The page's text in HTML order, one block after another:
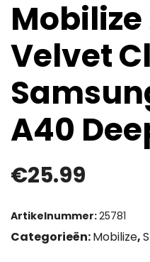
Mobilize
Velvet
A40
€25.99
Artikelnummer:25781
Categorieën:Mobilize,